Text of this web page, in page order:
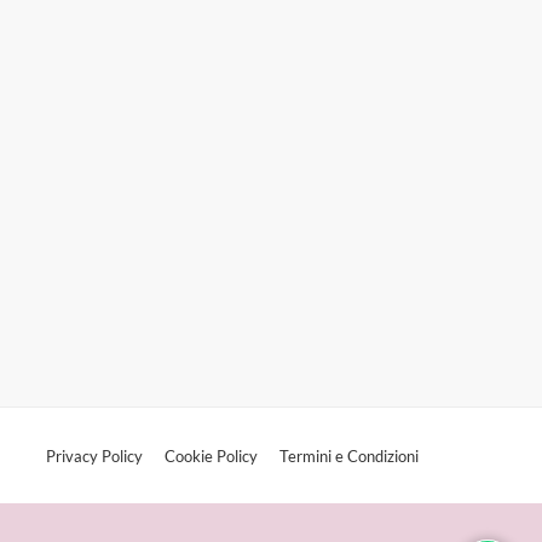
Privacy Policy Cookie Policy Termini e Condizioni